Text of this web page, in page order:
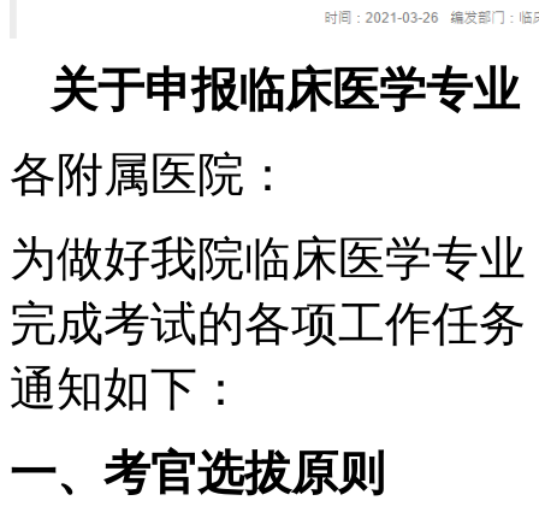
关于申报临床医学专
各附属医院：
为做好我院临床医学专
完成考试的各项工作任
通知如下：
一、考官选拔原则